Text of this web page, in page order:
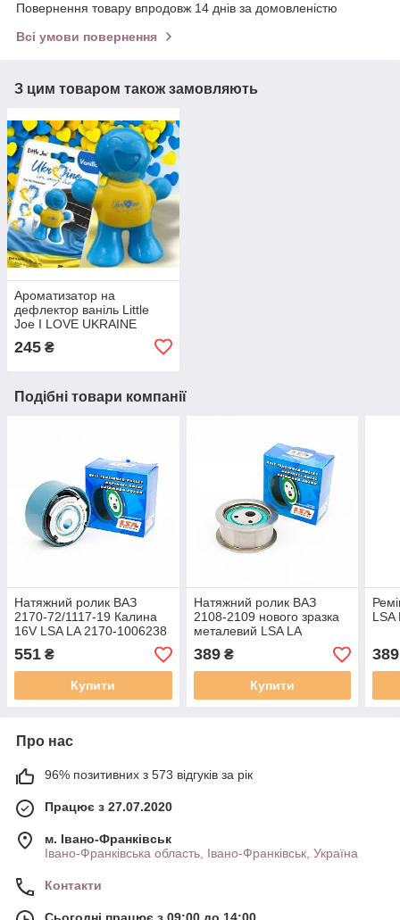
Повернення товару впродовж 14 днів за домовленістю
Всі умови повернення
З цим товаром також замовляють
Ароматизатор на
дефлектор ваніль Little
Joe I LOVE UKRAINE
245 ₴
Подібні товари компанії
Натяжний ролик ВАЗ
2170-72/1117-19 Калина
16V LSA LA 2170-1006238
551 ₴
Купити
Натяжний ролик ВАЗ
2108-2109 нового зразка
металевий LSA LA
830900-MTL
389₴
Купити
LSA
389
Про нас
96% позитивних з 573 відгуків за рік
Працює з 27.07.2020
м. Івано-Франківськ
Івано-Франківська область, Івано-Франківськ, Україна
Контакти